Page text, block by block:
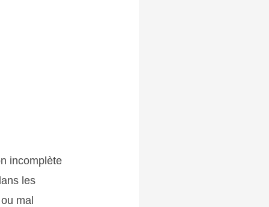
incomplète
les
mal